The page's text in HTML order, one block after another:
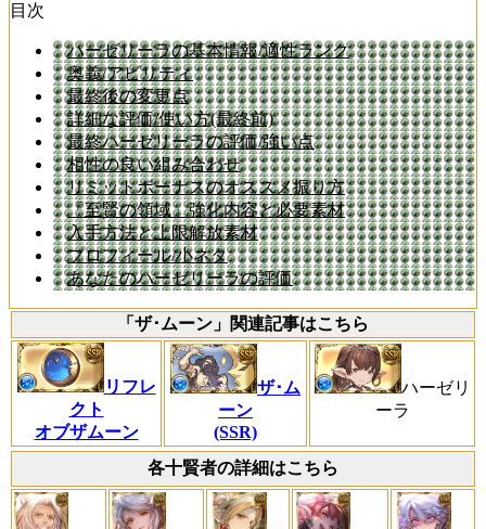
目次
ハーゼリーラの基本情報/適性ランク
奥義/アビリティ
最終後の変更点
詳細な評価/使い方(最終前)
最終ハーゼリーラの評価/強い点
相性の良い組み合わせ
リミットボーナスのオススメ振り方
「至賢の領域」強化内容と必要素材
入手方法と上限解放素材
プロフィール/小ネタ
あなたのハーゼリーラの評価
「ザ･ムーン」関連記事はこちら
リフレ
クト
オブザムーン
ザ･ム
ーン
(SSR)
ハーゼリ
ーラ
各十賢者の詳細はこちら